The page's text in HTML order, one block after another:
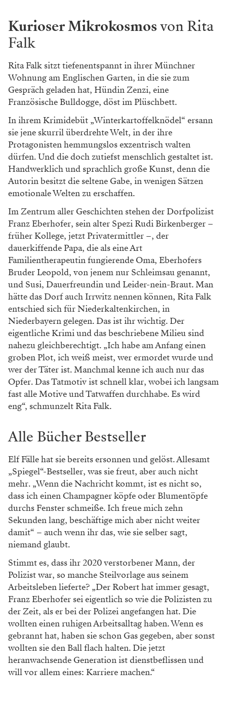
Kurioser Mikrokosmosvon Rita
Falk
Rita Falk sitzt tiefenentspannt in ihrer Münchner
Wohnung am Englischen Garten, in die sie zum
Gespräch geladen hat, Hündin Zenzi, eine
Französische Bulldogge, döst im Plüschbett.
In ihrem Krimidebüt „Winterkartoffelknödel“ ersann
sie jene skurril überdrehte Welt, in der ihre
Protagonisten hemmungslos exzentrisch walten
dürfen. Und die doch zutiefst menschlich gestaltet ist.
Handwerklich und sprachlich große Kunst, denn die
Autorin besitzt die seltene Gabe, in wenigen Sätzen
emotionale Welten zu erschaffen.
Im Zentrum aller Geschichten stehen der Dorfpolizist
Franz Eberhofer, sein alter Spezi Rudi Birkenberger –
früher Kollege, jetzt Privatermittler –, der
dauerkiffende Papa, die als eine Art
Familientherapeutin fungierende Oma, Eberhofers
Bruder Leopold, von jenem nur Schleimsau genannt,
und Susi, Dauerfreundin und Leider-nein-Braut. Man
hätte das Dorf auch Irrwitz nennen können, Rita Falk
entschied sich für Nieder­kaltenkirchen, in
Niederbayern gelegen. Das ist ihr wichtig. Der
eigentliche Krimi und das beschriebene Milieu sind
nahezu gleichberechtigt. „Ich habe am Anfang einen
groben Plot, ich weiß meist, wer ermordet wurde und
wer der Täter ist. Manchmal kenne ich auch nur das
Opfer. Das Tatmotiv ist schnell klar, wobei ich langsam
fast alle Motive und Tatwaffen durchhabe. Es wird
eng“, schmunzelt Rita Falk.
Alle Bücher Bestseller
Elf Fälle hat sie bereits ersonnen und gelöst. Allesamt
„Spiegel“-Bestseller, was sie freut, aber auch nicht
mehr. „Wenn die Nachricht kommt, ist es nicht so,
dass ich einen Champagner köpfe oder Blumentöpfe
durchs Fenster schmeiße. Ich freue mich zehn
Sekunden lang, beschäftige mich aber nicht weiter
damit“ – auch wenn ihr das, wie sie selber sagt,
niemand glaubt.
Stimmt es, dass ihr 2020 verstorbener Mann, der
Polizist war, so manche Steil­vorlage aus seinem
Arbeitsleben lieferte? „Der Robert hat immer gesagt,
Franz Eberhofer sei eigentlich so wie die Polizisten zu
der Zeit, als er bei der Polizei angefangen hat. Die
wollten einen ruhigen Arbeitsalltag haben. Wenn es
gebrannt hat, haben sie schon Gas gegeben, aber sonst
wollten sie den Ball flach halten. Die jetzt
heranwachsende Generation ist dienstbeflissen und
will vor allem eines: Karriere machen.“